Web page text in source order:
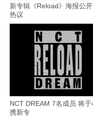
新专辑《Reload》海报公
热议
NCT DREAM 7名成员 将于
携新专